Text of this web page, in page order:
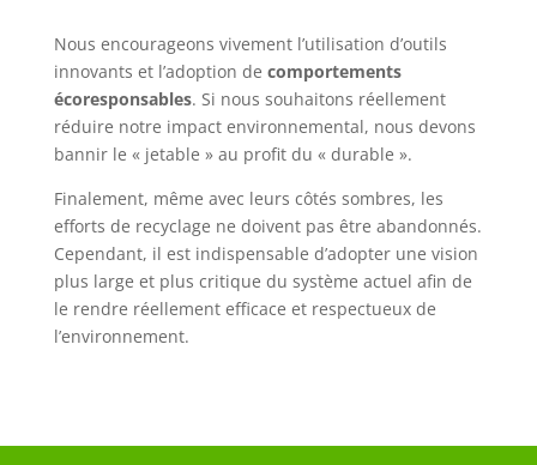
Nous encourageons vivement l’utilisation d’outils
innovants et l’adoption de comportements
écoresponsables. Si nous souhaitons réellement
réduire notre impact environnemental, nous devons
bannir le « jetable » au profit du « durable ».
Finalement, même avec leurs côtés sombres, les
efforts de recyclage ne doivent pas être abandonnés.
Cependant, il est indispensable d’adopter une vision
plus large et plus critique du système actuel afin de
le rendre réellement efficace et respectueux de
l’environnement.